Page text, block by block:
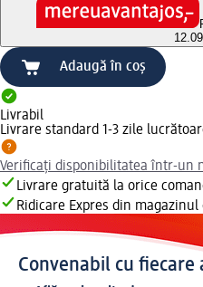
Adaugă în coș
Livrabil
Livrare standard 1-3 zile
Verificați disponibilitatea într-un
Livrare gratuită la orice
Ridicare Expres din
Convenabil cu fiecare